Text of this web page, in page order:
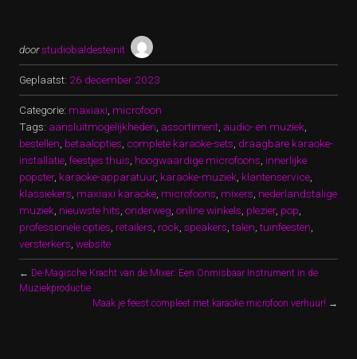
doorstudiobaldesteinit
Geplaatst: 26 december 2023
Categorie: maxiaxi microfoon
Tags: aansluitmogelijkheden assortiment audio- en muziek
bestellen betaalopties complete karaoke-sets draagbare karaoke-
installatie feestjes thuis hoogwaardige microfoons innerlijke
popster, karaoke-apparatuur, karaoke-muziek klantenservice
klassiekers maxiaxi karaoke microfoons mixers nederlandstalige
muziek nieuwste hits onderweg online winkels plezier, pop
professionele opties retailers rock speakers ,talen ,tuinfeesten
versterkers website
← De Magische Kracht van de Mixer: Een Onmisbaar Instrument in de
Muziekproductie
Maak je feest compleet met karaoke microfoon verhuur! →